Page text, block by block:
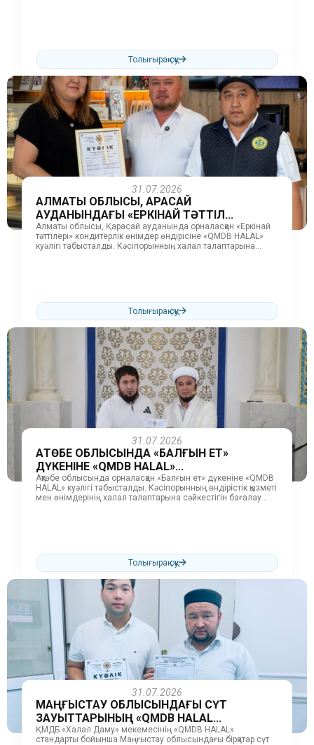
Толығырақ оқу
31.07.2026
АЛМАТЫ ОБЛЫСЫ, ҚАРАСАЙ
АУДАНЫНДАҒЫ «ЕРКІНАЙ ТӘТТІЛ...
Алматы облысы, Қарасай ауданында орналасқан «Еркінай
тәттілері» кондитерлік өнімдер өндірісіне «QMDB HALAL»
куәлігі табысталды. Кәсіпорынның халал талаптарына
Толығырақ оқу
31.07.2026
АҚТӨБЕ ОБЛЫСЫНДА «БАЛҒЫН ЕТ»
ДҮКЕНІНЕ «QMDB HALAL»...
Ақтөбе облысында орналасқан «Балғын ет» дүкеніне «QMDB
HALAL» куәлігі табысталды. Кәсіпорынның өндірістік қызметі
мен өнімдерінің халал талаптарына сәйкестігін бағалау
Толығырақ оқу
31.07.2026
МАҢҒЫСТАУ ОБЛЫСЫНДАҒЫ СҮТ
ЗАУЫТТАРЫНЫҢ «QMDB HALAL...
ҚМДБ «Халал Даму» мекемесінің «QMDB HALAL»
стандарты бойынша Маңғыстау облысындағы бірқатар сүт